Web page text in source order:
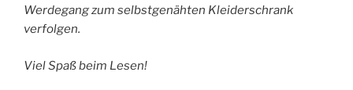
Werdegang zum selbstgenähten Kleiderschrank
verfolgen.
Viel Spaß beim Lesen!